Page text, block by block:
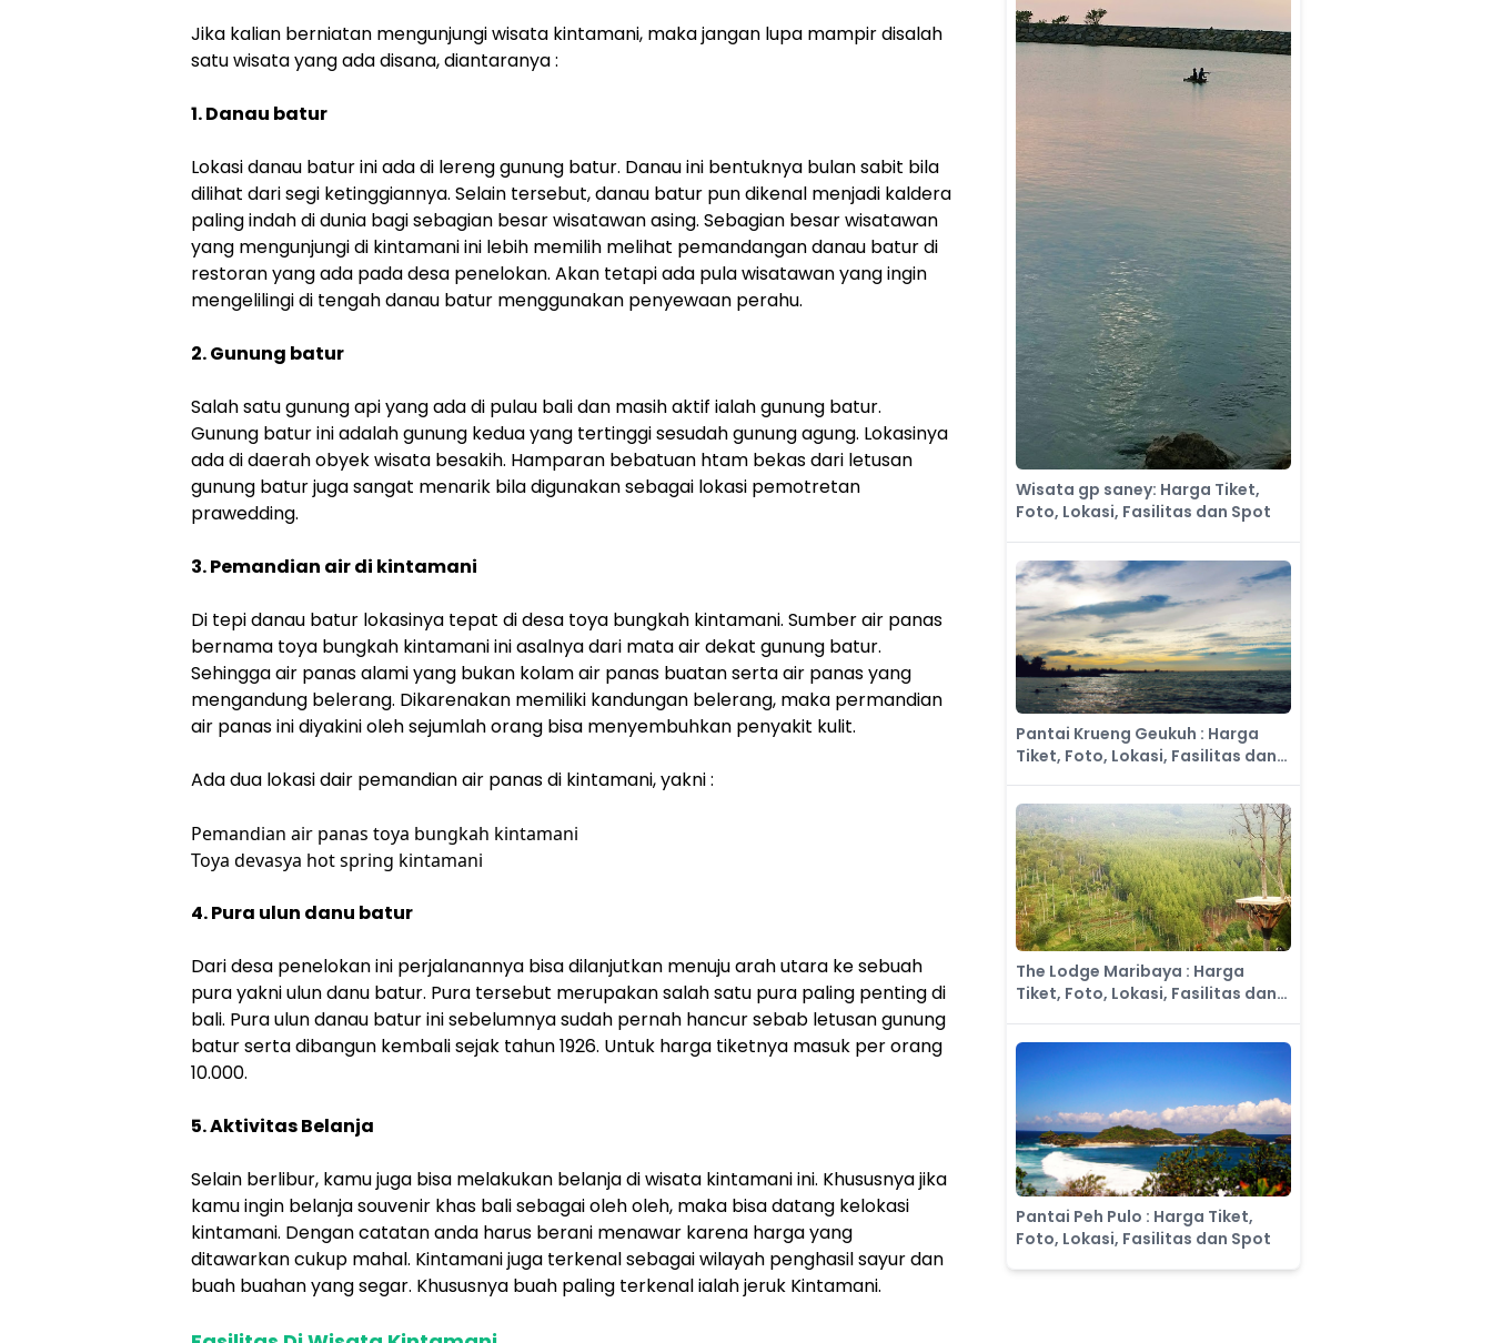
Jika kalian berniatan mengunjungi wisata kintamani, maka jangan lupa mampir disalah
satu wisata yang ada disana, diantaranya :
1. Danau batur
Lokasi danau batur ini ada di lereng gunung batur. Danau ini bentuknya bulan sabit bila
dilihat dari segi ketinggiannya. Selain tersebut, danau batur pun dikenal menjadi kaldera
paling indah di dunia bagi sebagian besar wisatawan asing. Sebagian besar wisatawan
yang mengunjungi di kintamani ini lebih memilih melihat pemandangan danau batur di
restoran yang ada pada desa penelokan. Akan tetapi ada pula wisatawan yang ingin
mengelilingi di tengah danau batur menggunakan penyewaan perahu.
2. Gunung batur
Salah satu gunung api yang ada di pulau bali dan masih aktif ialah gunung batur.
Gunung batur ini adalah gunung kedua yang tertinggi sesudah gunung agung. Lokasinya
ada di daerah obyek wisata besakih. Hamparan bebatuan htam bekas dari letusan
gunung batur juga sangat menarik bila digunakan sebagai lokasi pemotretan
prawedding.
3. Pemandian air di kintamani
Di tepi danau batur lokasinya tepat di desa toya bungkah kintamani. Sumber air panas
bernama toya bungkah kintamani ini asalnya dari mata air dekat gunung batur.
Sehingga air panas alami yang bukan kolam air panas buatan serta air panas yang
mengandung belerang. Dikarenakan memiliki kandungan belerang, maka permandian
air panas ini diyakini oleh sejumlah orang bisa menyembuhkan penyakit kulit.
Ada dua lokasi dair pemandian air panas di kintamani, yakni :
Pemandian air panas toya bungkah kintamani
Toya devasya hot spring kintamani
4. Pura ulun danu batur
Dari desa penelokan ini perjalanannya bisa dilanjutkan menuju arah utara ke sebuah
pura yakni ulun danu batur. Pura tersebut merupakan salah satu pura paling penting di
bali. Pura ulun danau batur ini sebelumnya sudah pernah hancur sebab letusan gunung
batur serta dibangun kembali sejak tahun 1926. Untuk harga tiketnya masuk per orang
10.000.
5. Aktivitas Belanja
Selain berlibur, kamu juga bisa melakukan belanja di wisata kintamani ini. Khususnya jika
kamu ingin belanja souvenir khas bali sebagai oleh oleh, maka bisa datang kelokasi
kintamani. Dengan catatan anda harus berani menawar karena harga yang
ditawarkan cukup mahal. Kintamani juga terkenal sebagai wilayah penghasil sayur dan
buah buahan yang segar. Khususnya buah paling terkenal ialah jeruk Kintamani.
Wisata gp saney: Harga Tiket,
Foto, Lokasi, Fasilitas dan Spot
Pantai Krueng Geukuh : Harga
Tiket, Foto, Lokasi, Fasilitas dan
The Lodge Maribaya : Harga
Tiket, Foto, Lokasi, Fasilitas dan
Pantai Peh Pulo : Harga Tiket,
Foto, Lokasi, Fasilitas dan Spot